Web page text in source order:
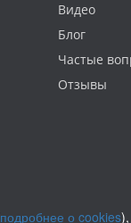
Видео
Блог
Частые
Отзывы
подробнее о cookies